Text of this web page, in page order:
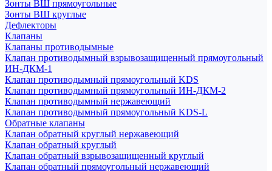
Зонты ВШ прямоугольные
Зонты ВШ круглые
Дефлекторы
Клапаны
Клапаны противодымные
Клапан противодымный взрывозащищенный прямоугольный
ИН-ДКМ-1
Клапан противодымный прямоугольный KDS
Клапан противодымный прямоугольный ИН-ДКМ-2
Клапан противодымный нержавеющий
Клапан противодымный прямоугольный KDS-L
Обратные клапаны
Клапан обратный круглый нержавеющий
Клапан обратный круглый
Клапан обратный взрывозащищенный круглый
Клапан обратный прямоугольный нержавеющий